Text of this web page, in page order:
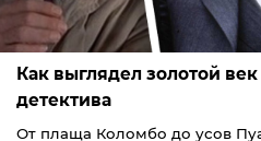
Как выглядел золотой
детектива
От плаща Коломбо до усов